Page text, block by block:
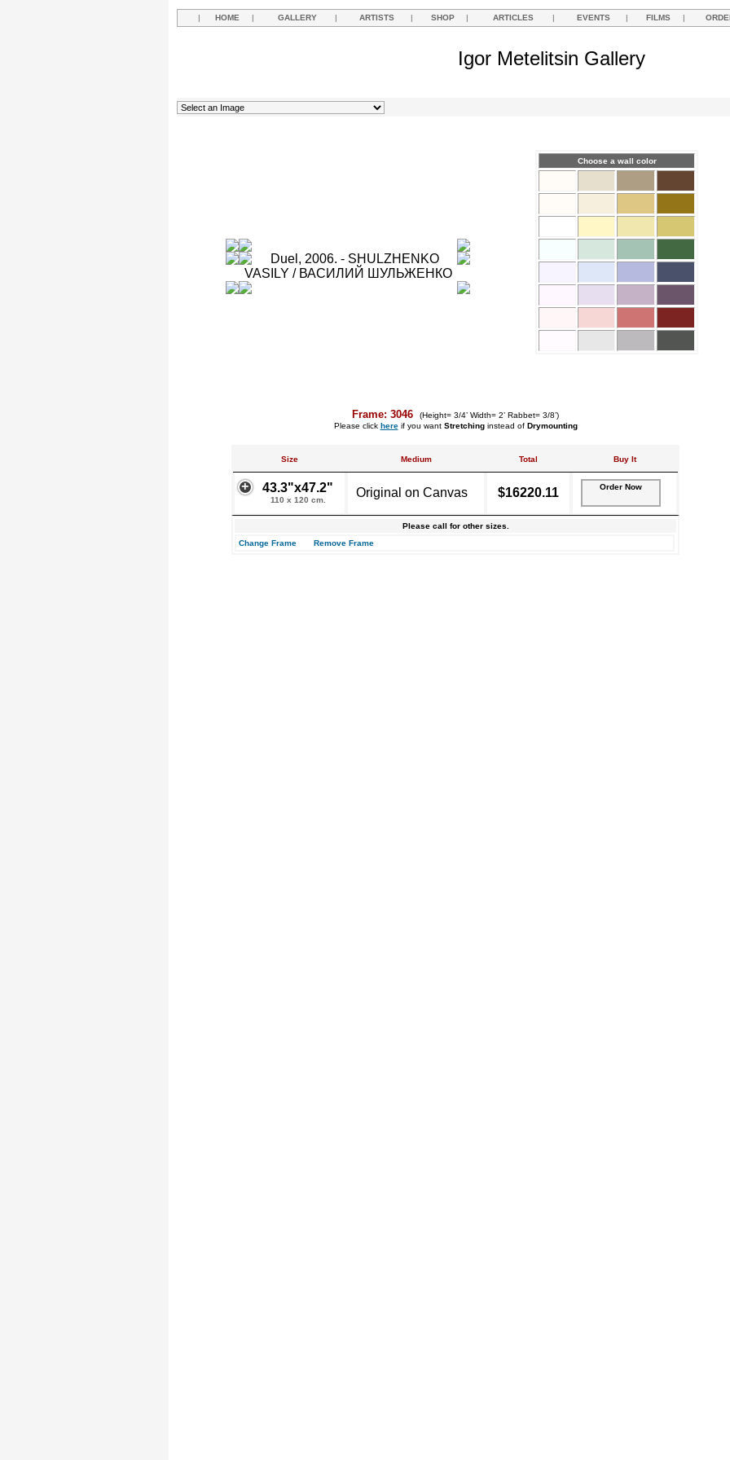
| HOME | GALLERY | ARTISTS | SHOP | ARTICLES | EVENTS | FILMS |
Igor Metelitsin Gallery
Choose a wall color
Frame: 3046
(Height= 3/4’ Width= 2’ Rabbet= 3/8’)
Please click hereif you want Stretchinginstead of Drymounting
Size Medium Total Buy It
43.3"x47.2"
110 x 120 cm.
Original on Canvas $16220.11 Order Now
Please call for other sizes.
Change Frame
Remove Frame